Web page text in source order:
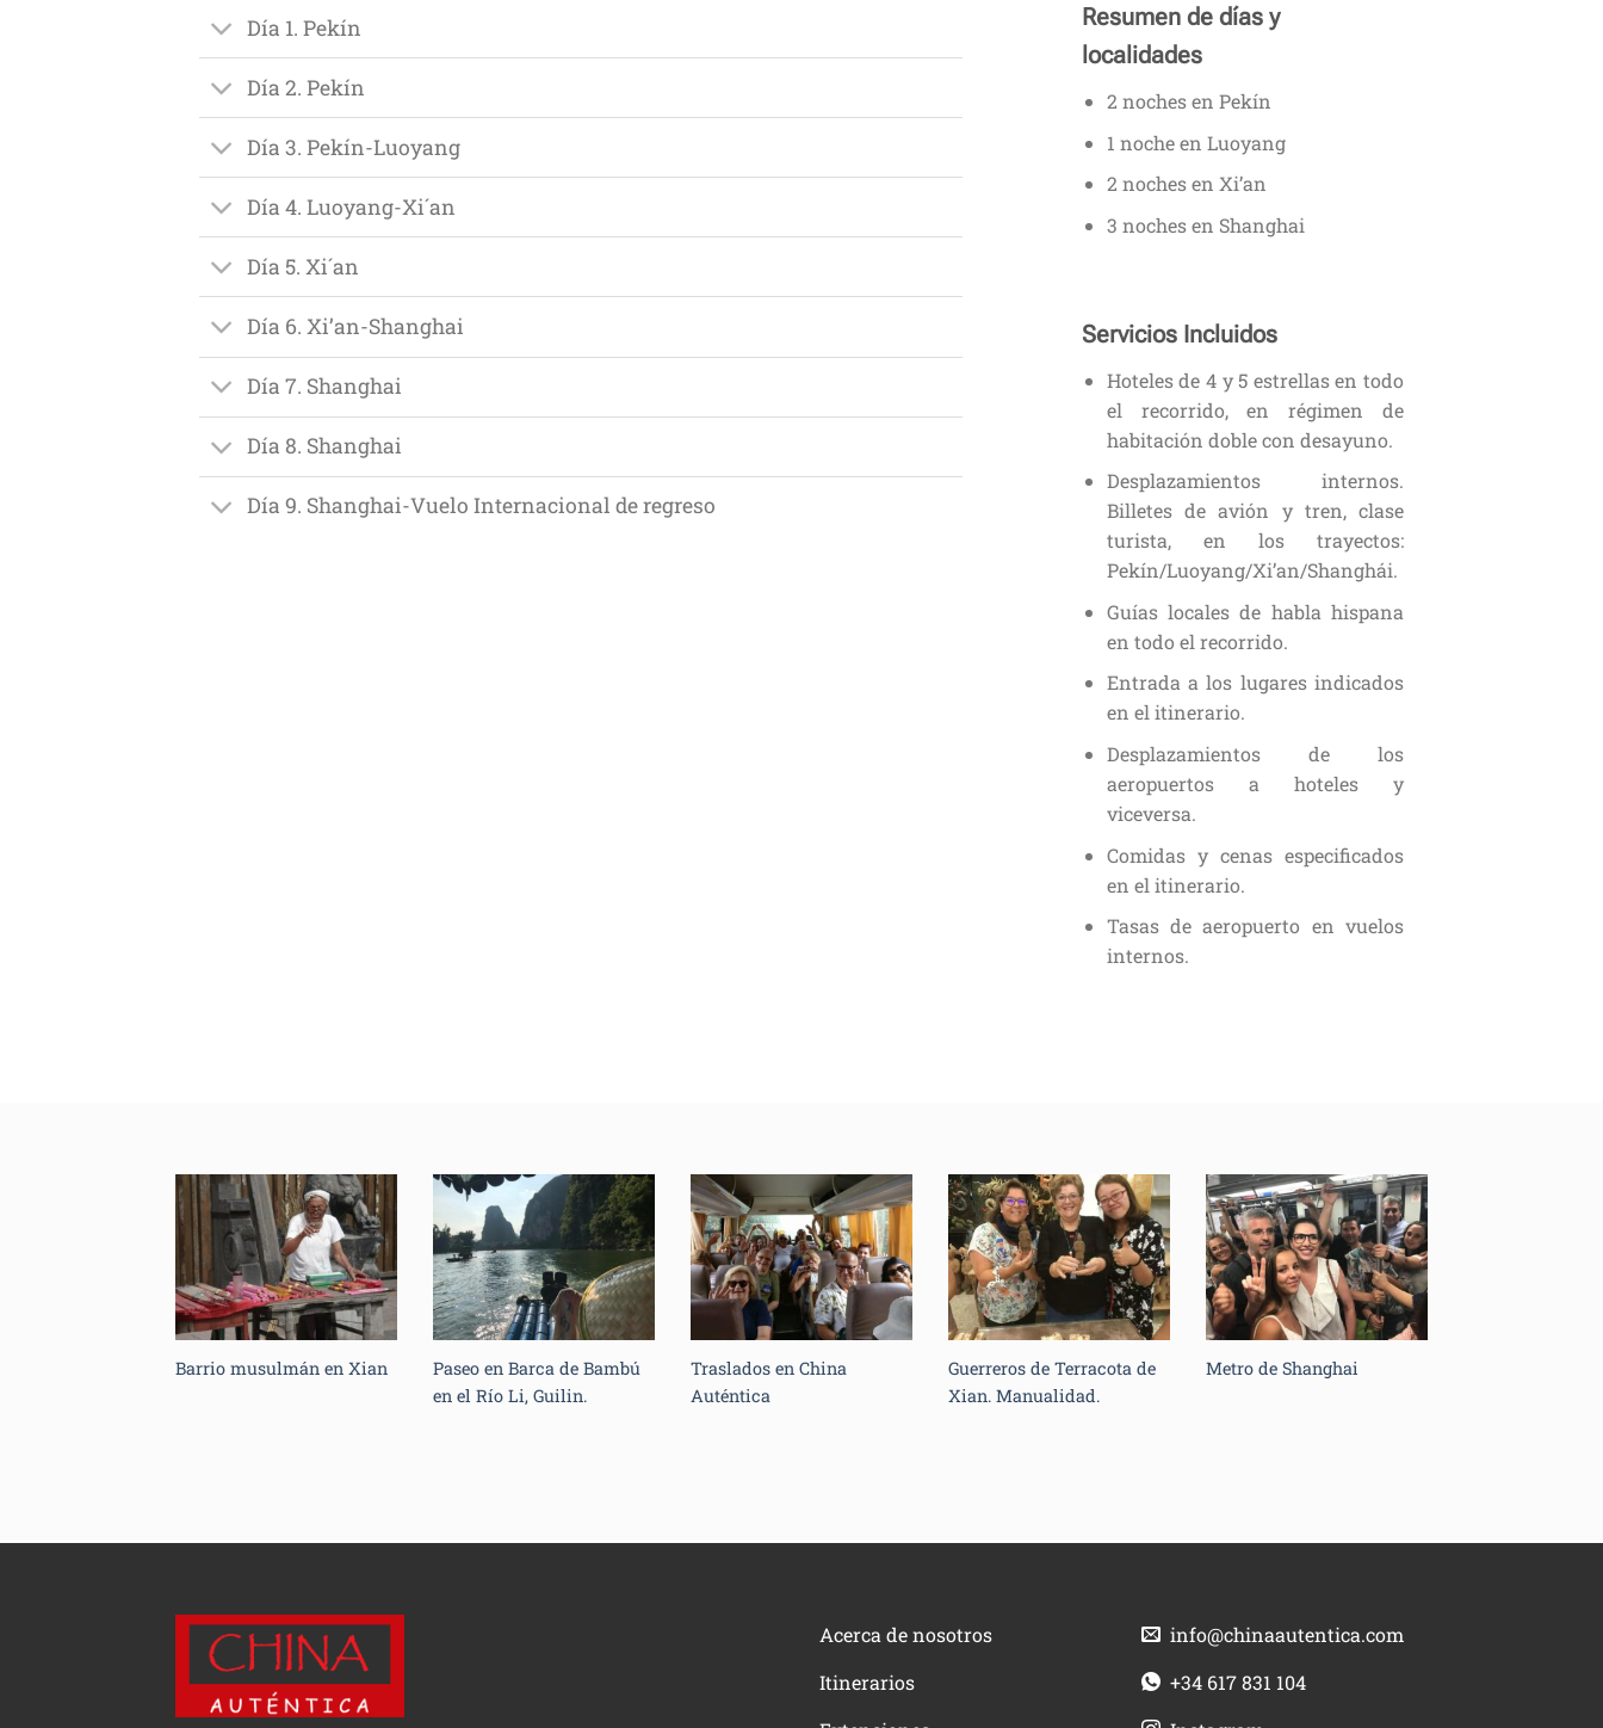
Día 1. Pekín
Día 2. Pekín
Día 3. Pekín-Luoyang
Día 4. Luoyang-Xi´an
Día 5. Xi´an
Día 6. Xi’an-Shanghai
Día 7. Shanghai
Día 8. Shanghai
Día 9. Shanghai-Vuelo Internacional de regreso
Resumen de días y
localidades
2 noches en Pekín
1 noche en Luoyang
2 noches en Xi’an
3 noches en Shanghai
Servicios Incluidos
Hoteles de 4 y 5 estrellas en todo
el recorrido, en régimen de
habitación doble con desayuno.
Desplazamientos internos.
Billetes de avión y tren, clase
turista, en los trayectos:
Pekín/Luoyang/Xi’an/Shanghái.
Guías locales de habla hispana
en todo el recorrido.
Entrada a los lugares indicados
en el itinerario.
Desplazamientos de los
aeropuertos a hoteles y
viceversa.
Comidas y cenas especificados
en el itinerario.
Tasas de aeropuerto en vuelos
internos.
Barrio musulmán en Xian
Paseo en Barca de Bambú
en el Río Li, Guilin.
Traslados en China
Auténtica
Guerreros de Terracota de
Xian. Manualidad.
Metro de Shanghai
Acerca de nosotros
Itinerarios
info@chinaautentica.com
+34 617 831 104